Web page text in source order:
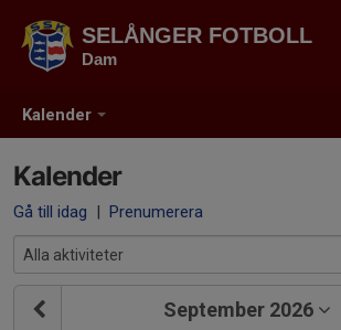
Kalender
SELÅNGER FOTBOLL
Dam
Kalender
Gå till idag | Prenumerera
September 2026